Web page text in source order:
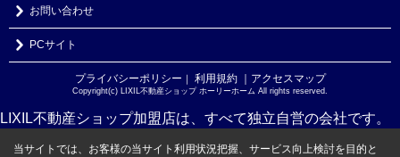
お問い合わせ
PCサイト
プライバシーポリシー ｜ 利用規約 ｜アクセスマップ
Copyright(c) LIXIL不動産ショップ ホーリーホーム All rights reserved.
LIXIL不動産ショップ加盟店は、すべて独立自営の会社です。
当サイトでは、お客様の当サイト利用状況把握、サービス向上検討を目的と